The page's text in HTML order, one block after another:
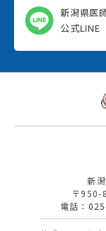
新潟県医
公式LINE
新
〒950-
電話：